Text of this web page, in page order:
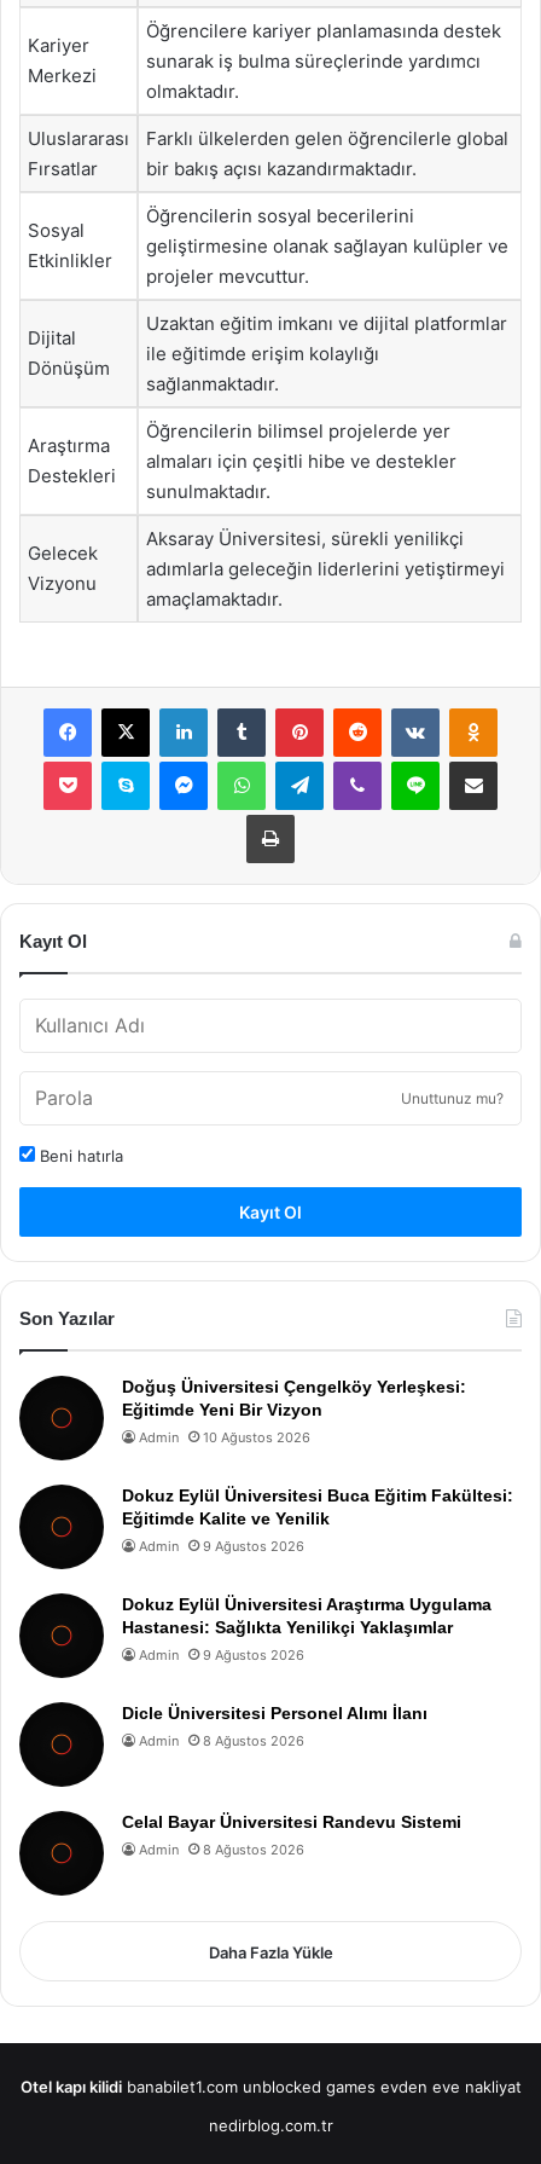
Kariyer
Merkezi
Öğrencilere kariyer planlamasında destek
sunarak iş bulma süreçlerinde yardımcı
olmaktadır.
Uluslararası
Fırsatlar
Farklı ülkelerden gelen öğrencilerle global
bir bakış açısı kazandırmaktadır.
Sosyal
Etkinlikler
Öğrencilerin sosyal becerilerini
geliştirmesine olanak sağlayan kulüpler ve
projeler mevcuttur.
Dijital
Dönüşüm
Uzaktan eğitim imkanı ve dijital platformlar
ile eğitimde erişim kolaylığı
sağlanmaktadır.
Araştırma
Destekleri
Öğrencilerin bilimsel projelerde yer
almaları için çeşitli hibe ve destekler
sunulmaktadır.
Gelecek
Vizyonu
Aksaray Üniversitesi, sürekli yenilikçi
adımlarla geleceğin liderlerini yetiştirmeyi
amaçlamaktadır.
Facebook
X LinkedInTumblr PinterestReddit VKontakte
Pocket Skype MessengerWhatsAppTelegramViber Line E-Posta ile
Yazdır
Kayıt Ol
Unuttunuz mu?
Beni hatırla
Kayıt Ol
Son Yazılar
Doğuş Üniversitesi Çengelköy Yerleşkesi:
Eğitimde Yeni Bir Vizyon
Admin 10 Ağustos 2026
Dokuz Eylül Üniversitesi Buca Eğitim Fakültesi:
Eğitimde Kalite ve Yenilik
Admin 9 Ağustos 2026
Dokuz Eylül Üniversitesi Araştırma Uygulama
Hastanesi: Sağlıkta Yenilikçi Yaklaşımlar
Admin 9 Ağustos 2026
Dicle Üniversitesi Personel Alımı İlanı
Admin 8 Ağustos 2026
Celal Bayar Üniversitesi Randevu Sistemi
Admin 8 Ağustos 2026
Daha Fazla Yükle
Otel kapı kilidi banabilet1.com unblocked games evden eve nakliyat
nedirblog.com.tr